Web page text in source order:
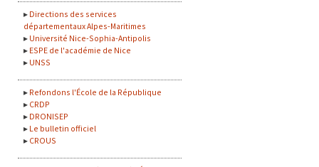
Directions des services
départementaux Alpes-Maritimes
Université Nice-Sophia-Antipolis
ESPE de l'académie de Nice
UNSS
Refondons l'École de la République
CRDP
DRONISEP
Le bulletin officiel
CROUS